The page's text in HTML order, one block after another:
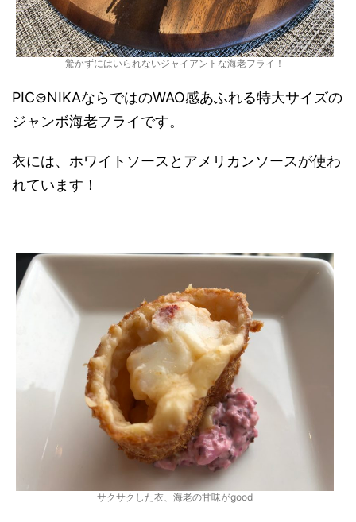
驚かずにはいられないジャイアントな海老フライ！
PIC⊛NIKAならではのWAO感あふれる特大サイズの
ジャンボ海老フライです。
衣には、ホワイトソースとアメリカンソースが使わ
れています！
サクサクした衣、海老の甘味がgood